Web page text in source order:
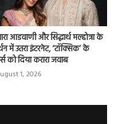
आडवाणी और सिद्धार्थ मल्होत्रा के
में उतरा इंटरनेट, ‘टॉक्सिक’ के
को दिया करारा जवाब
1, 2026